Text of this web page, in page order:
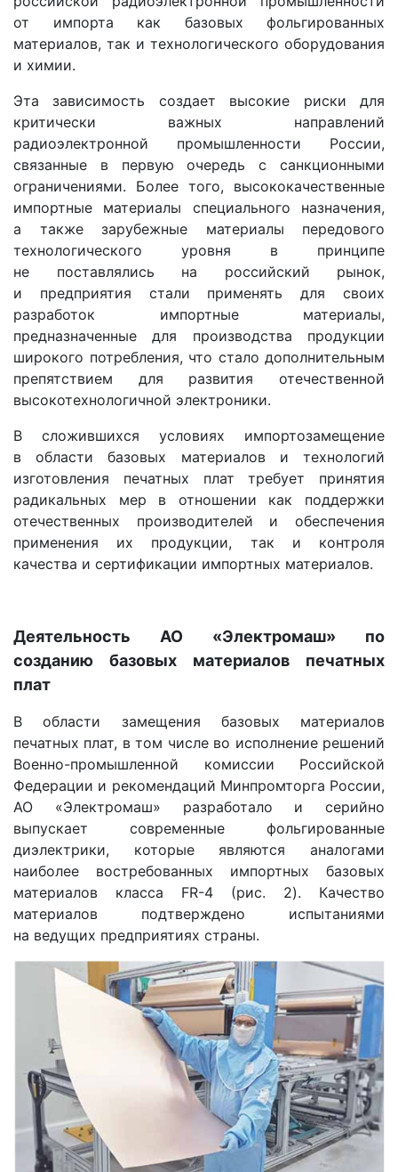
от импорта как базовых фольгированных
материалов, так и технологического оборудования
и химии.
Эта зависимость создает высокие риски для
критически важных направлений
радиоэлектронной промышленности России,
связанные в первую очередь с санкционными
ограничениями. Более того, высококачественные
импортные материалы специального назначения,
а также зарубежные материалы передового
технологического уровня в принципе
не поставлялись на российский рынок,
и предприятия стали применять для своих
разработок импортные материалы,
предназначенные для производства продукции
широкого потребления, что стало дополнительным
препятствием для развития отечественной
высокотехнологичной электроники.
В сложившихся условиях импортозамещение
в области базовых материалов и технологий
изготовления печатных плат требует принятия
радикальных мер в отношении как поддержки
отечественных производителей и обеспечения
применения их продукции, так и контроля
качества и сертификации импортных материалов.
Деятельность АО «Электромаш» по
созданию базовых материалов печатных
плат
В области замещения базовых материалов
печатных плат, в том числе во исполнение решений
Военно-промышленной комиссии Российской
Федерации и рекомендаций Минпромторга России,
АО «Электромаш» разработало и серийно
выпускает современные фольгированные
диэлектрики, которые являются аналогами
наиболее востребованных импортных базовых
материалов класса FR-4 (рис. 2). Качество
материалов подтверждено испытаниями
на ведущих предприятиях страны.